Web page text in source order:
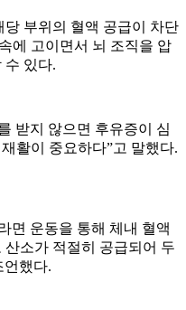
부위의 혈액 공급이 차단
에 고이면서 뇌 조직을 압
수 있다.
받지 않으면 후유증이 심
활이 중요하다”고 말했다.
면 운동을 통해 체내 혈액
소가 적절히 공급되어 두
언했다.